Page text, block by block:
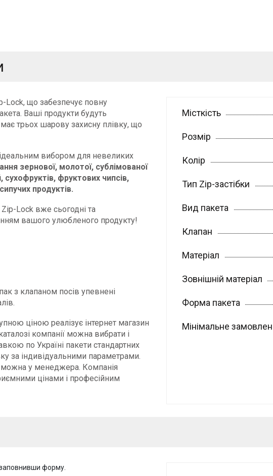
Lock, що забезпечує повну
Ваші продукти будуть
трьох шарову захисну плівку, що
вибором для невеликих
зернової, молотої, сублімованої
фруктових чипсів,
продуктів.
Lock вже сьогодні та
вашого улюбленого продукту!
з клапаном посів упевнені
ціною реалізує інтернет магазин
компанії можна вибрати і
по Україні пакети стандартних
за індивідуальними параметрами.
можна у менеджера. Компанія
цінами і професійним
Місткість
Розмір
Колір
Тип Zip-застібки
Вид пакета
Клапан
Матеріал
Зовнішній матеріал
Форма пакета
Мінімальне
заповнивши форму.